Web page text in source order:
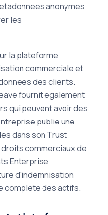
anonymes
les
la plateforme
commerciale et
des clients.
fournit egalement
qui peuvent avoir des
publie une
dans son Trust
commerciaux de
Enterprise
d'indemnisation
complete des actifs.